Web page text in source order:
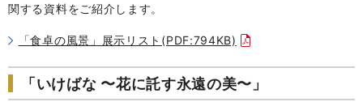
関する資料をご紹介します。
「食卓の風景」展示リスト(PDF:794KB)
「いけばな 〜花に託す永遠の美〜」